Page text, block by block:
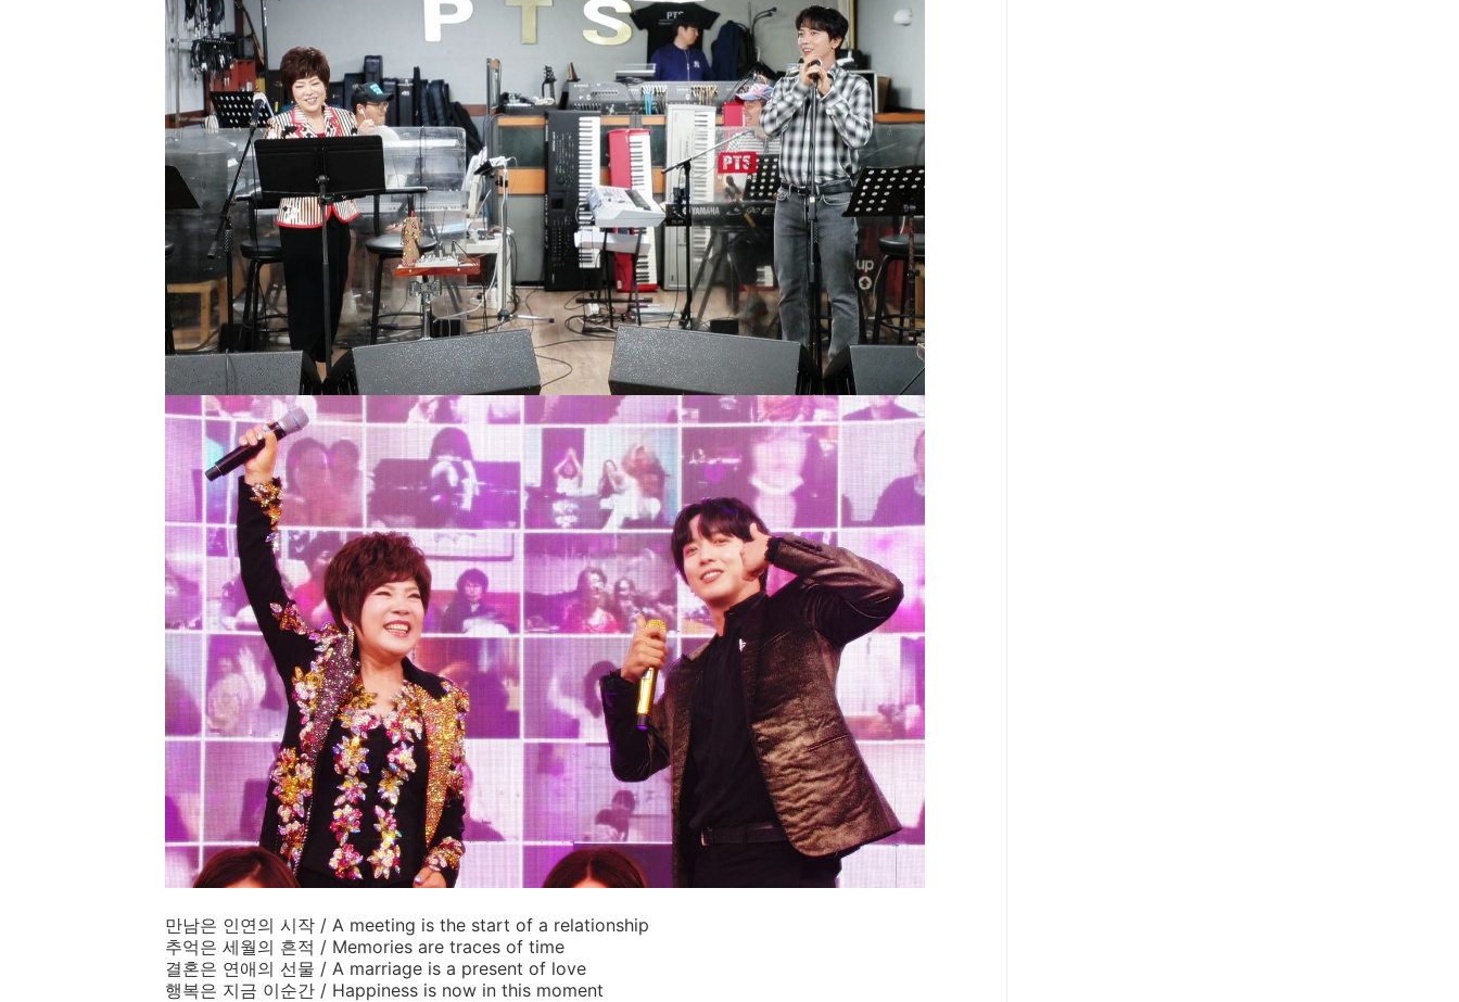
만남은 인연의 시작 / A meeting is the start of a relationship
추억은 세월의 흔적 / Memories are traces of time
결혼은 연애의 선물 / A marriage is a present of love
행복은 지금 이순간 / Happiness is now in this moment